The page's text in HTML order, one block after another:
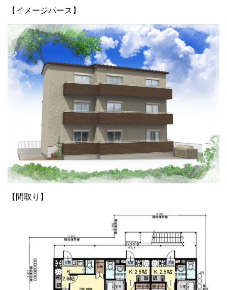
【イメージパース】
【間取り】